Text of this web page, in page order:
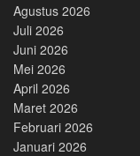
Agustus 2026
Juli 2026
Juni 2026
Mei 2026
April 2026
Maret 2026
Februari 2026
Januari 2026